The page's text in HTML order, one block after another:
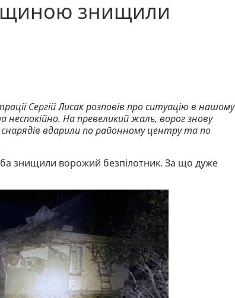
знищили
Сергій Лисак розповів про ситуацію в нашому
неспокійно. На превеликий жаль, ворог знову
вдарили по районному центру та по
знищили ворожий безпілотник. За що дуже